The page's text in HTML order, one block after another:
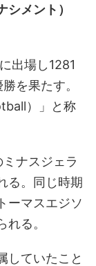
メント）
出場し1281
を果たす。
）」と称
ナスジェラ
る。同じ時期
ーマスエジソ
る。
していたこと